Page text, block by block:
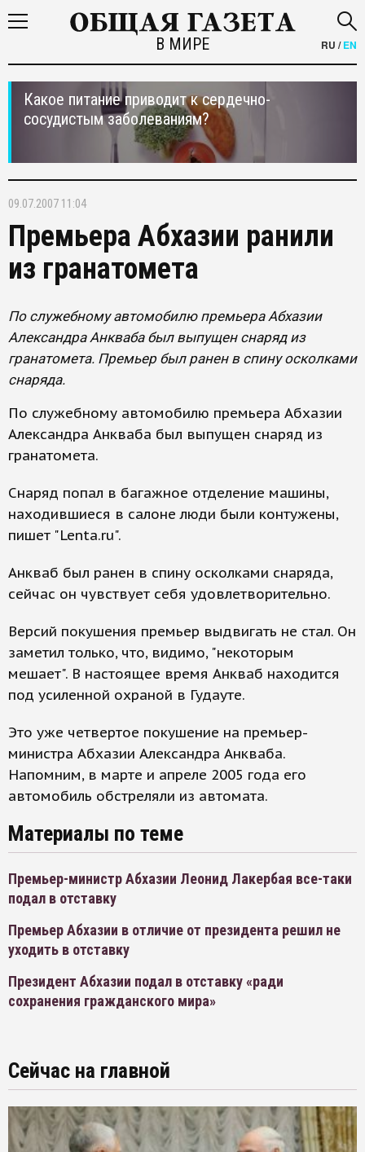
В МИРЕ RU /EN
Какое питание приводит к сердечно-
сосудистым заболеваниям?
09.07.2007 11:04
Премьера Абхазии ранили
из гранатомета
По служебному автомобилю премьера Абхазии
Александра Анкваба был выпущен снаряд из
гранатомета. Премьер был ранен в спину осколками
снаряда.
По служебному автомобилю премьера Абхазии
Александра Анкваба был выпущен снаряд из
гранатомета.
Снаряд попал в багажное отделение машины,
находившиеся в салоне люди были контужены,
пишет "Lenta.ru".
Анкваб был ранен в спину осколками снаряда,
сейчас он чувствует себя удовлетворительно.
Версий покушения премьер выдвигать не стал. Он
заметил только, что, видимо, "некоторым
мешает". В настоящее время Анкваб находится
под усиленной охраной в Гудауте.
Это уже четвертое покушение на премьер-
министра Абхазии Александра Анкваба.
Напомним, в марте и апреле 2005 года его
автомобиль обстреляли из автомата.
Материалы по теме
Премьер-министр Абхазии Леонид Лакербая все-таки
подал в отставку
Премьер Абхазии в отличие от президента решил не
уходить в отставку
Президент Абхазии подал в отставку «ради
сохранения гражданского мира»
Сейчас на главной